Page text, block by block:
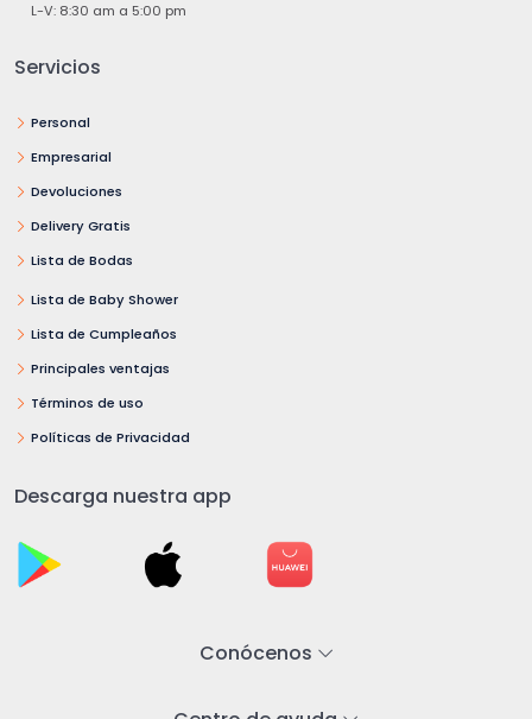
L-V: 8:30 am a 5:00 pm
Servicios
Personal
Empresarial
Devoluciones
Delivery Gratis
Lista de Bodas
Lista de Baby Shower
Lista de Cumpleaños
Principales ventajas
Términos de uso
Políticas de Privacidad
Descarga nuestra app
Conócenos